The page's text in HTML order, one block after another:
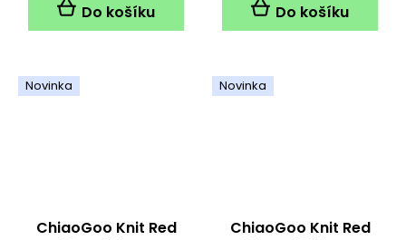
Do košíku Do košíku
Novinka
ChiaoGoo Knit Red
Novinka
ChiaoGoo Knit Red